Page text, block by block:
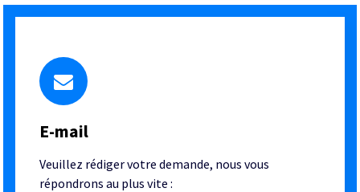
E-mail
Veuillez rédiger votre demande, nous vous
répondrons au plus vite :